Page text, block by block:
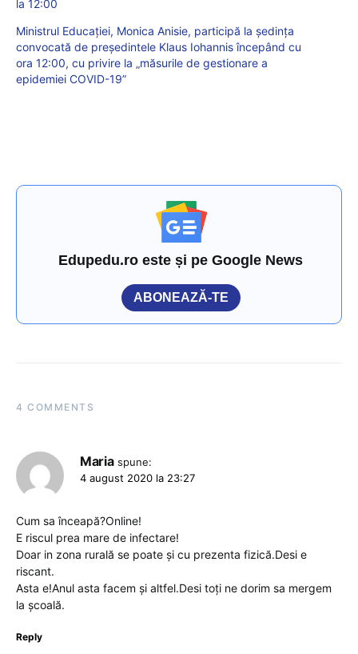
la 12:00
Ministrul Educației, Monica Anisie, participă la ședința
convocată de președintele Klaus Iohannis începând cu
ora 12:00, cu privire la „măsurile de gestionare a
epidemiei COVID-19”
Edupedu.ro este și pe Google News
ABONEAZĂ-TE
4 COMMENTS
Maria spune:
4 august 2020 la 23:27
Cum sa înceapă?Online!
E riscul prea mare de infectare!
Doar in zona rurală se poate și cu prezenta fizică.Desi e
riscant.
Asta e!Anul asta facem și altfel.Desi toți ne dorim sa mergem
la școală.
Reply